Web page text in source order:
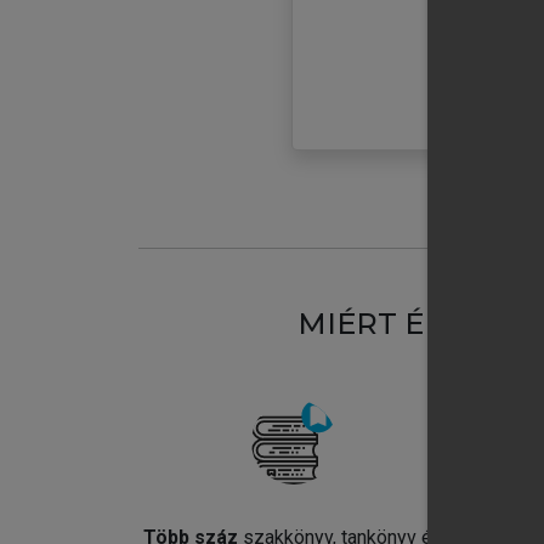
MIÉRT
Több száz szakkönyv, tankönyv és